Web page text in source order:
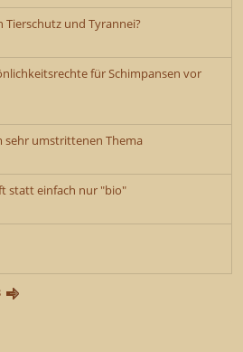
Tierschutz und Tyrannei?
für Schimpansen vor
sehr umstrittenen Thema
statt einfach nur "bio"